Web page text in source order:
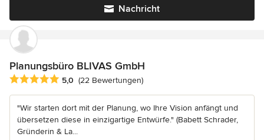
Nachricht
Planungsbüro BLIVAS GmbH
Durchschnittliche Bewertung: 5 von 5 Sternen
5,0 (22 Bewertungen)
"Wir starten dort mit der Planung, wo Ihre Vision anfängt und
übersetzen diese in einzigartige Entwürfe." (Babett Schrader,
Gründerin & La...